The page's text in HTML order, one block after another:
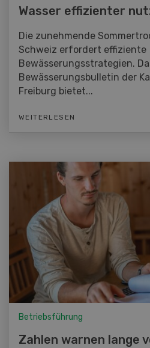
Wasser effizienter
Die zunehmende
Schweiz erfordert effiziente
Bewässerungsstrategien.
Bewässerungsbulletin der
Freiburg bietet...
WEITERLESEN
Betriebsführung
Zahlen warnen lange